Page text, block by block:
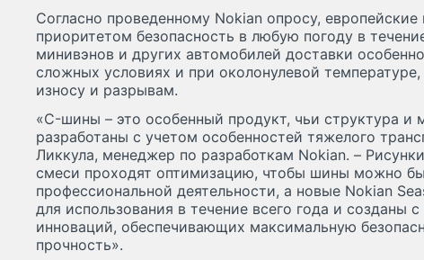
Согласно проведенному Nokian опросу, европейские
приоритетом безопасность в любую погоду в
минивэнов и других автомобилей доставки
сложных условиях и при околонулевой
износу и разрывам.
«C-шины – это особенный продукт, чьи структура и
разработаны с учетом особенностей тяжелого
Ликкула, менеджер по разработкам Nokian. –
смеси проходят оптимизацию, чтобы шины можно
профессиональной деятельности, а новые Nokian
для использования в течение всего года и созданы
инноваций, обеспечивающих максимальную
прочность».